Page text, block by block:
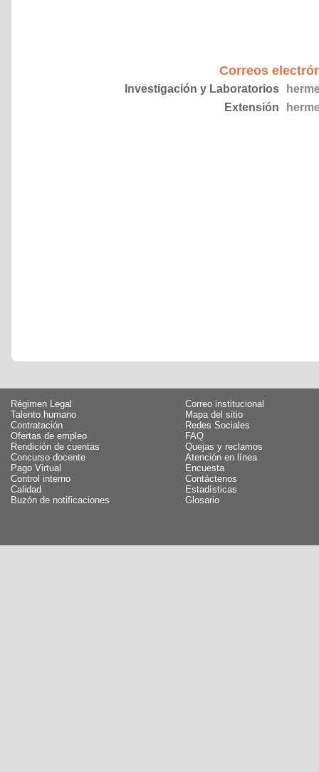
Correos
Investigación y Laboratorios
Extensión
Régimen Legal
Talento humano
Contratación
Ofertas de empleo
Rendición de cuentas
Concurso docente
Pago Virtual
Control interno
Calidad
Buzón de notificaciones
Correo institucional
Mapa del sitio
Redes Sociales
FAQ
Quejas y reclamos
Atención en línea
Encuesta
Contáctenos
Estadísticas
Glosario